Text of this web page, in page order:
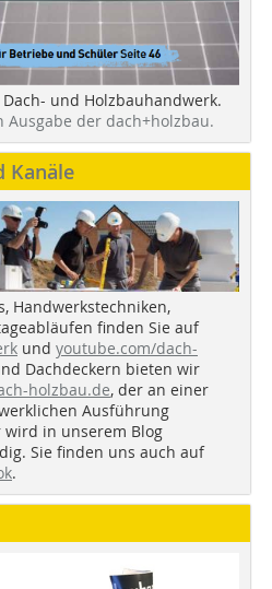
und Holzbauhandwerk.
der dach+holzbau.
Kanäle
Handwerkstechniken,
finden Sie auf
und youtube.com/dach-
Dachdeckern bieten wir
holzbau.de, der an einer
Ausführung
in unserem Blog
Sie finden uns auch auf
.